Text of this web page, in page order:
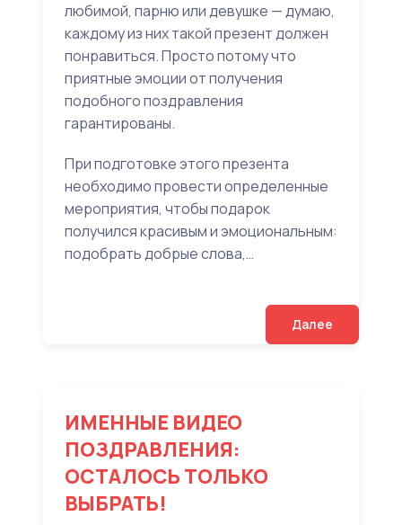
любимой, парню или девушке — думаю,
каждому из них такой презент должен
понравиться. Просто потому что
приятные эмоции от получения
подобного поздравления
гарантированы.
При подготовке этого презента
необходимо провести определенные
мероприятия, чтобы подарок
получился красивым и эмоциональным:
подобрать добрые слова,…
Далее
ИМЕННЫЕ ВИДЕО
ПОЗДРАВЛЕНИЯ:
ОСТАЛОСЬ ТОЛЬКО
ВЫБРАТЬ!